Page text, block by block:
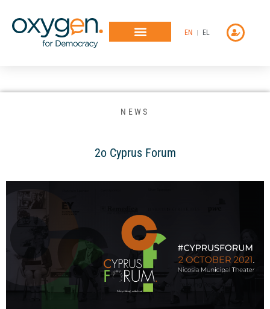
στο
περιεχόμενο
EN EL
NEWS
2ο Cyprus Forum